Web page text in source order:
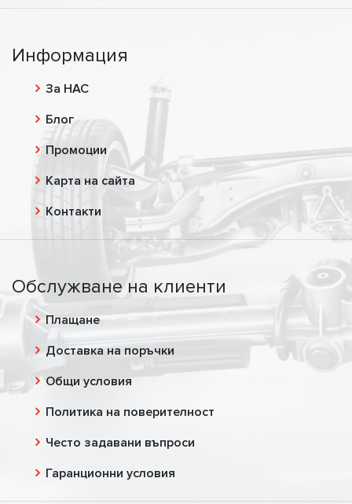
Информация
За НАС
Блог
Промоции
Карта на сайта
Контакти
Обслужване на клиенти
Плащане
Доставка на поръчки
Общи условия
Политика на поверителност
Често задавани въпроси
Гаранционни условия